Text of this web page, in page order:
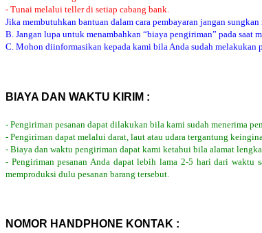
- Tunai melalui teller di setiap cabang bank.
Jika membutuhkan bantuan dalam cara pembayaran jangan
B. Jangan lupa untuk menambahkan “biaya pengiriman” pada saat
C. Mohon diinformasikan kepada kami bila Anda sudah melakukan
BIAYA DAN WAKTU KIRIM :
- Pengiriman pesanan dapat dilakukan bila kami sudah menerima
- Pengiriman dapat melalui darat, laut atau udara tergantung
- Biaya dan waktu pengiriman dapat kami ketahui bila alamat
- Pengiriman pesanan Anda dapat lebih lama 2-5 hari dari
memproduksi dulu pesanan barang tersebut.
NOMOR HANDPHONE KONTAK :